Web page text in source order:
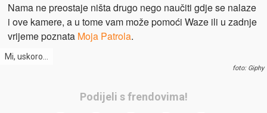
Nama ne preostaje ništa drugo nego naučiti gdje se nalaze
i ove kamere, a u tome vam može pomoći Waze ili u zadnje
vrijeme poznata Moja Patrola.
Mi, uskoro…
foto: Giphy
Podijeli s frendovima!